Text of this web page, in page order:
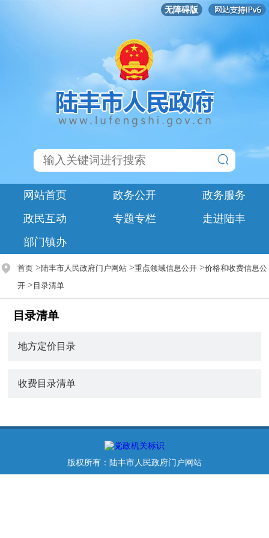
无障碍版
网站首页 政务公开
政务服务
政民互动
专题专栏
走进陆丰
部门镇办
首页>陆丰市人民政府门户网站>重点领域信息公开>价格和收费信息公
开>目录清单
目录清单
地方定价目录
收费目录清单
版权所有：陆丰市人民政府门户网站